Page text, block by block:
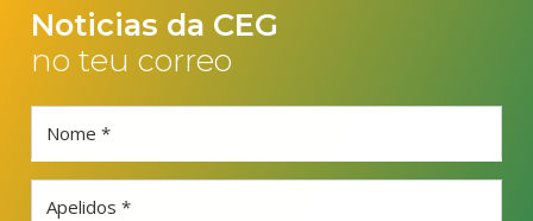
Noticias da CEG
no teu correo
Nome *
Apelidos *